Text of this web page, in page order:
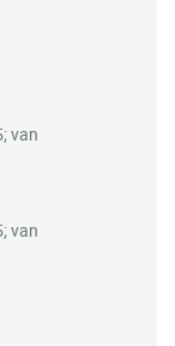
van
van